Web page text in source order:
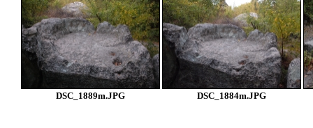
DSC_1889m.JPG DSC_1884m.JPG